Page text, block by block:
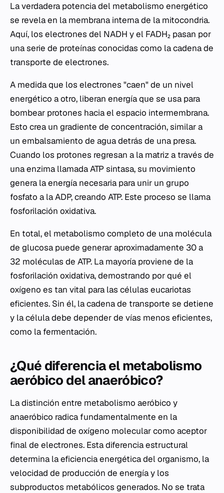
La verdadera potencia del metabolismo energético
se revela en la membrana interna de la mitocondria.
Aquí, los electrones del NADH y el FADH₂ pasan por
una serie de proteínas conocidas como la cadena de
transporte de electrones.
A medida que los electrones "caen" de un nivel
energético a otro, liberan energía que se usa para
bombear protones hacia el espacio intermembrana.
Esto crea un gradiente de concentración, similar a
un embalsamiento de agua detrás de una presa.
Cuando los protones regresan a la matriz a través de
una enzima llamada ATP sintasa, su movimiento
genera la energía necesaria para unir un grupo
fosfato a la ADP, creando ATP. Este proceso se llama
fosforilación oxidativa.
En total, el metabolismo completo de una molécula
de glucosa puede generar aproximadamente 30 a
32 moléculas de ATP. La mayoría proviene de la
fosforilación oxidativa, demostrando por qué el
oxígeno es tan vital para las células eucariotas
eficientes. Sin él, la cadena de transporte se detiene
y la célula debe depender de vías menos eficientes,
como la fermentación.
¿Qué diferencia el metabolismo
aeróbico del anaeróbico?
La distinción entre metabolismo aeróbico y
anaeróbico radica fundamentalmente en la
disponibilidad de oxígeno molecular como aceptor
final de electrones. Esta diferencia estructural
determina la eficiencia energética del organismo, la
velocidad de producción de energía y los
subproductos metabólicos generados. No se trata